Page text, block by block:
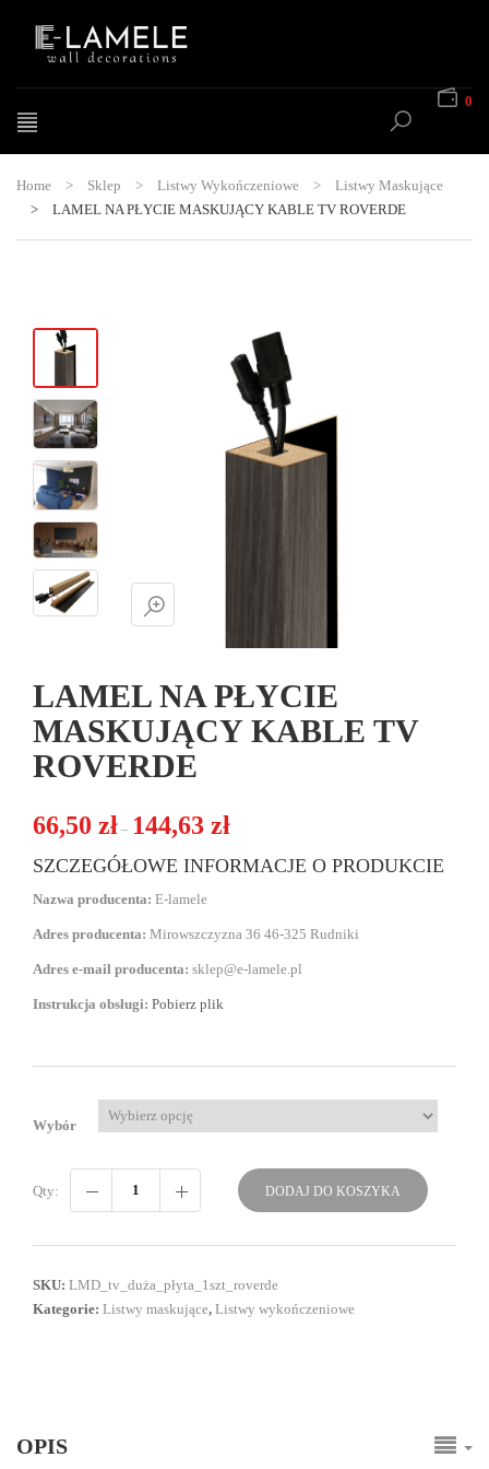
0
Home > Sklep > Listwy Wykończeniowe >
Listwy Maskujące
>
LAMEL NA PŁYCIE MASKUJĄCY KABLE TV ROVERDE
LAMEL NA PŁYCIE
MASKUJĄCY KABLE TV
ROVERDE
66,50 zł – 144,63 zł
SZCZEGÓŁOWE INFORMACJE O PRODUKCIE
Nazwa producenta: E-lamele
Adres producenta: Mirowszczyzna 36 46-325 Rudniki
Adres e-mail producenta: sklep@e-lamele.pl
Instrukcja obsługi: Pobierz plik
Wybór
Qty: DODAJ DO KOSZYKA
SKU: LMD_tv_duża_płyta_1szt_roverde
Kategorie: Listwy maskujące, Listwy wykończeniowe
OPIS